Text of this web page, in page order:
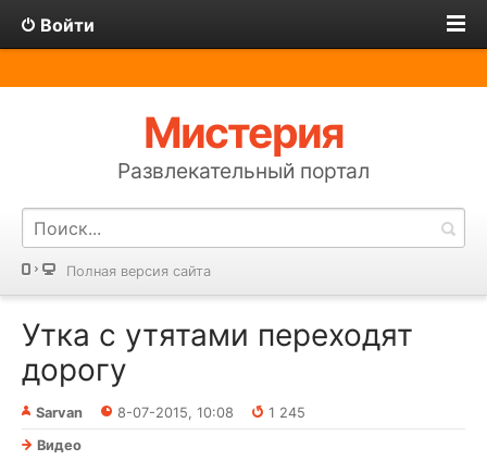
Войти
Мистерия
Развлекательный портал
Полная версия сайта
Утка с утятами переходят
дорогу
Sarvan 8-07-2015, 10:08
1 245
Видео